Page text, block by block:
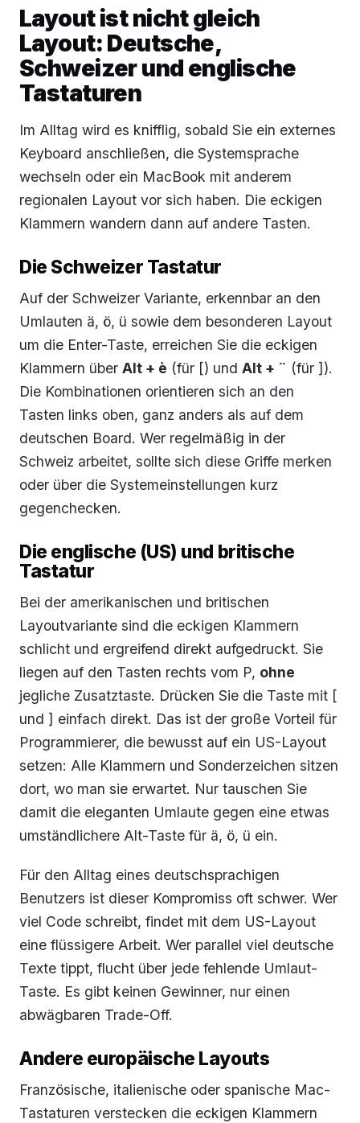
Layout ist nicht gleich
Layout: Deutsche,
Schweizer und englische
Tastaturen
Im Alltag wird es knifflig, sobald Sie ein externes
Keyboard anschließen, die Systemsprache
wechseln oder ein MacBook mit anderem
regionalen Layout vor sich haben. Die eckigen
Klammern wandern dann auf andere Tasten.
Die Schweizer Tastatur
Auf der Schweizer Variante, erkennbar an den
Umlauten ä, ö, ü sowie dem besonderen Layout
um die Enter-Taste, erreichen Sie die eckigen
Klammern über Alt + è (für [) und Alt + ¨ (für ]).
Die Kombinationen orientieren sich an den
Tasten links oben, ganz anders als auf dem
deutschen Board. Wer regelmäßig in der
Schweiz arbeitet, sollte sich diese Griffe merken
oder über die Systemeinstellungen kurz
gegenchecken.
Die englische (US) und britische
Tastatur
Bei der amerikanischen und britischen
Layoutvariante sind die eckigen Klammern
schlicht und ergreifend direkt aufgedruckt. Sie
liegen auf den Tasten rechts vom P, ohne
jegliche Zusatztaste. Drücken Sie die Taste mit [
und ] einfach direkt. Das ist der große Vorteil für
Programmierer, die bewusst auf ein US-Layout
setzen: Alle Klammern und Sonderzeichen sitzen
dort, wo man sie erwartet. Nur tauschen Sie
damit die eleganten Umlaute gegen eine etwas
umständlichere Alt-Taste für ä, ö, ü ein.
Für den Alltag eines deutschsprachigen
Benutzers ist dieser Kompromiss oft schwer. Wer
viel Code schreibt, findet mit dem US-Layout
eine flüssigere Arbeit. Wer parallel viel deutsche
Texte tippt, flucht über jede fehlende Umlaut-
Taste. Es gibt keinen Gewinner, nur einen
abwägbaren Trade-Off.
Andere europäische Layouts
Französische, italienische oder spanische Mac-
Tastaturen verstecken die eckigen Klammern